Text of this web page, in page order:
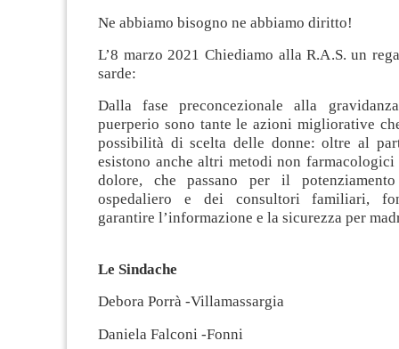
Ne abbiamo bisogno ne abbiamo diritto!
L’8 marzo 2021 Chiediamo alla R.A.S. un
sarde:
Dalla fase preconcezionale alla
puerperio sono tante le azioni migliorative
possibilità di scelta delle donne: oltre al
esistono anche altri metodi non
dolore, che passano per il
ospedaliero e dei consultori familiari,
garantire l’informazione e la sicurezza per
Le Sindache
Debora Porrà -Villamassargia
Daniela Falconi -Fonni